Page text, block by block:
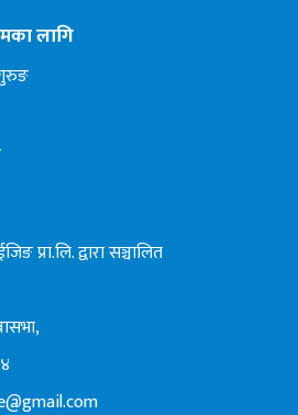
लागि
प्रा.लि. द्वारा सञ्चालित